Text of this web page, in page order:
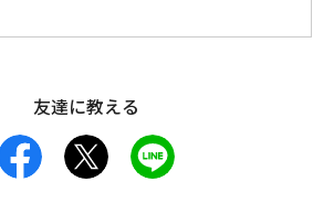
友達に教える
facebook